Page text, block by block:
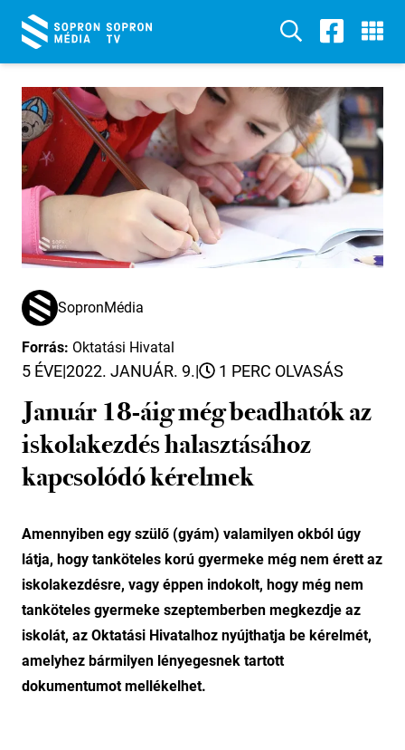
SopronMédia
Forrás: Oktatási Hivatal
5 ÉVE|2022. JANUÁR. 9.| 1 PERC OLVASÁS
Január 18-áig még beadhatók az
iskolakezdés halasztásához
kapcsolódó kérelmek
Amennyiben egy szülő (gyám) valamilyen okból úgy
látja, hogy tanköteles korú gyermeke még nem érett az
iskolakezdésre, vagy éppen indokolt, hogy még nem
tanköteles gyermeke szeptemberben megkezdje az
iskolát, az Oktatási Hivatalhoz nyújthatja be kérelmét,
amelyhez bármilyen lényegesnek tartott
dokumentumot mellékelhet.